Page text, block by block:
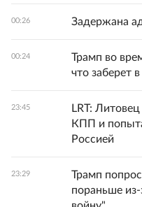
00:26 Задержана
00:24
Трамп во
что заберет
23:45
LRT:
КПП и
Россией
23:29
Трамп
пораньше